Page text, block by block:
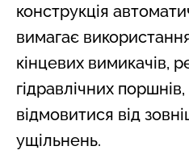
конструкція
вимагає
кінцевих вимикачів,
гідравлічних
відмовитися від
ущільнень.